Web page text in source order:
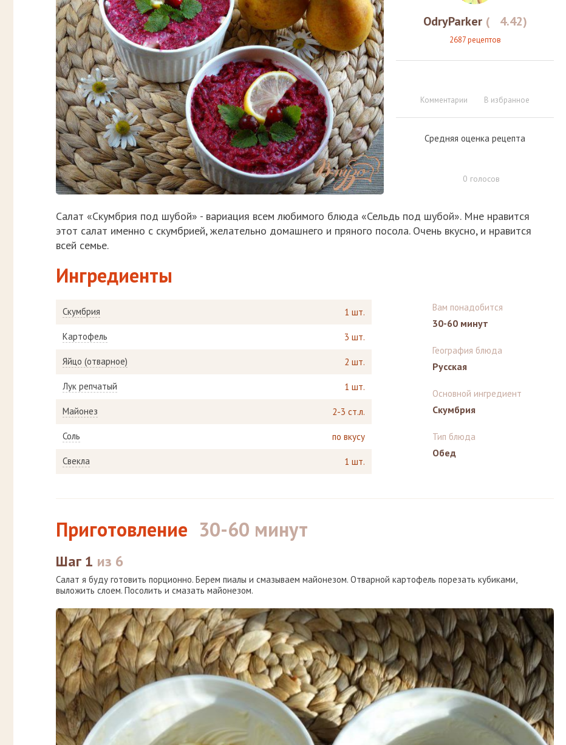
OdryParker ( 4.42)
2687 рецептов
Комментарии В избранное
Средняя оценка рецепта
0 голосов
Салат «Скумбрия под шубой» - вариация всем любимого блюда «Сельдь под шубой». Мне нравится
этот салат именно с скумбрией, желательно домашнего и пряного посола. Очень вкусно, и нравится
всей семье.
Ингредиенты
Скумбрия 1 шт.
Картофель 3 шт.
Яйцо (отварное) 2 шт.
Лук репчатый 1 шт.
Майонез 2-3 ст.л.
Соль по вкусу
Свекла 1 шт.
Вам понадобится
30-60 минут
География блюда
Русская
Основной ингредиент
Скумбрия
Тип блюда
Обед
Приготовление 30-60 минут
Шаг 1 из 6
Салат я буду готовить порционно. Берем пиалы и смазываем майонезом. Отварной картофель порезать кубиками,
выложить слоем. Посолить и смазать майонезом.